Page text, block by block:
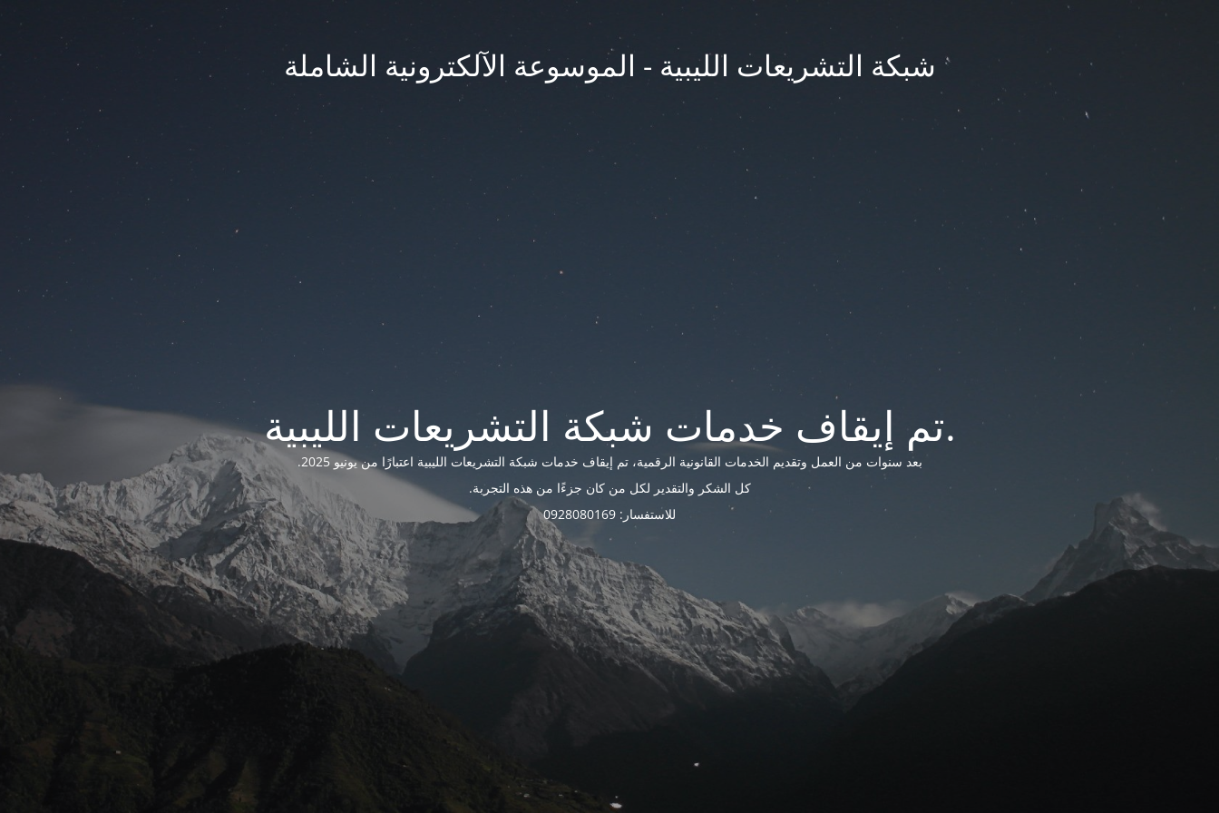
شبكة التشريعات الليبية - الموسوعة الآلكترونية الشاملة
تم إيقاف خدمات شبكة التشريعات الليبية.
بعد سنوات من العمل وتقديم الخدمات القانونية الرقمية، تم إيقاف خدمات شبكة التشريعات الليبية اعتبارًا من يونيو 2025.
كل الشكر والتقدير لكل من كان جزءًا من هذه التجربة.
للاستفسار: 0928080169